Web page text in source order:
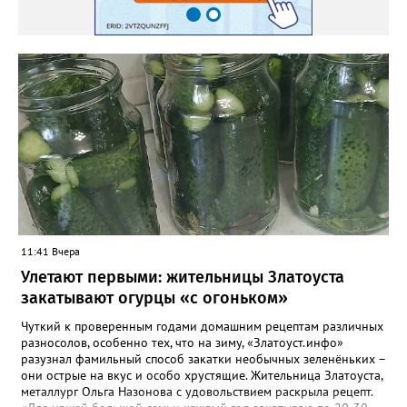
Ведь Кот не в былинах, а здесь. Он есть — пустота внутри, А ты
в пустоте этой весь. Услышь его ритм! Услышь! Он мир твой в
ритме тает. И ты, почему-то, согласен. И спорить желания нет.
Удобен и не опасен. И слушаешь «мудрых» совет. И тянет
смотреть и слушать Пустых «сенсаций» поток. Они разъедают
душу, Но ты жить без них не смог. И злоба, не как решение
Что-то менять в судьбе, А способ излить раздражение На то,
что подсунут тебе. Тебе объяснят, что дорого Стоит место у
них в раю. А рядом с тобой в ритме морока Баюкает Кот Баюн.
11:41 Вчера
Улетают первыми: жительницы Златоуста
закатывают огурцы «с огоньком»
Чуткий к проверенным годами домашним рецептам различных
разносолов, особенно тех, что на зиму, «Златоуст.инфо»
разузнал фамильный способ закатки необычных зеленёньких –
они острые на вкус и особо хрустящие. Жительница Златоуста,
металлург Ольга Назонова с удовольствием раскрыла рецепт.